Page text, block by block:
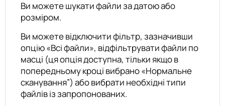
Ви можете шукати файли за датою або
розміром.
Ви можете відключити фільтр, зазначивши
опцію «Всі файли», відфільтрувати файли по
масці (ця опція доступна, тільки якщо в
попередньому кроці вибрано «Нормальне
сканування”) або вибрати необхідні типи
файлів із запропонованих.